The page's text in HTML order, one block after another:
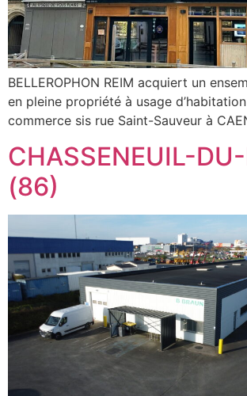
BELLEROPHON REIM acquiert un
en pleine propriété à usage
commerce sis rue Saint-Sauveur à
CHASSENEUIL-
(86)